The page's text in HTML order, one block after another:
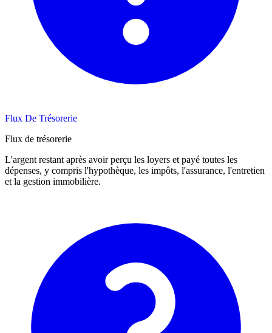
Flux De Trésorerie
Flux de trésorerie
L'argent restant après avoir perçu les loyers et payé toutes les
dépenses, y compris l'hypothèque, les impôts, l'assurance, l'entretien
et la gestion immobilière.